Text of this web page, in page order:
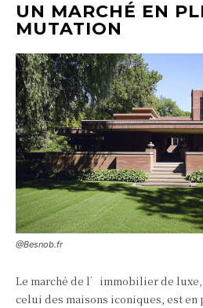
UN MARCHÉ EN
MUTATION
@Besnob.fr
Le marché de l’immobilier de
celui des maisons iconiques, est